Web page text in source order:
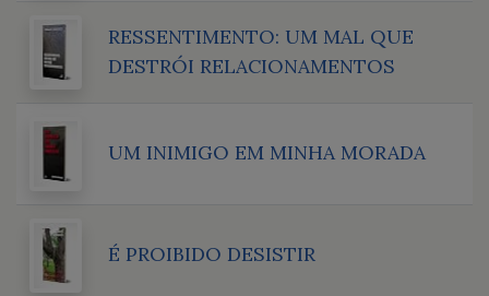
RESSENTIMENTO: UM MAL QUE
DESTRÓI RELACIONAMENTOS
UM INIMIGO EM MINHA MORADA
É PROIBIDO DESISTIR